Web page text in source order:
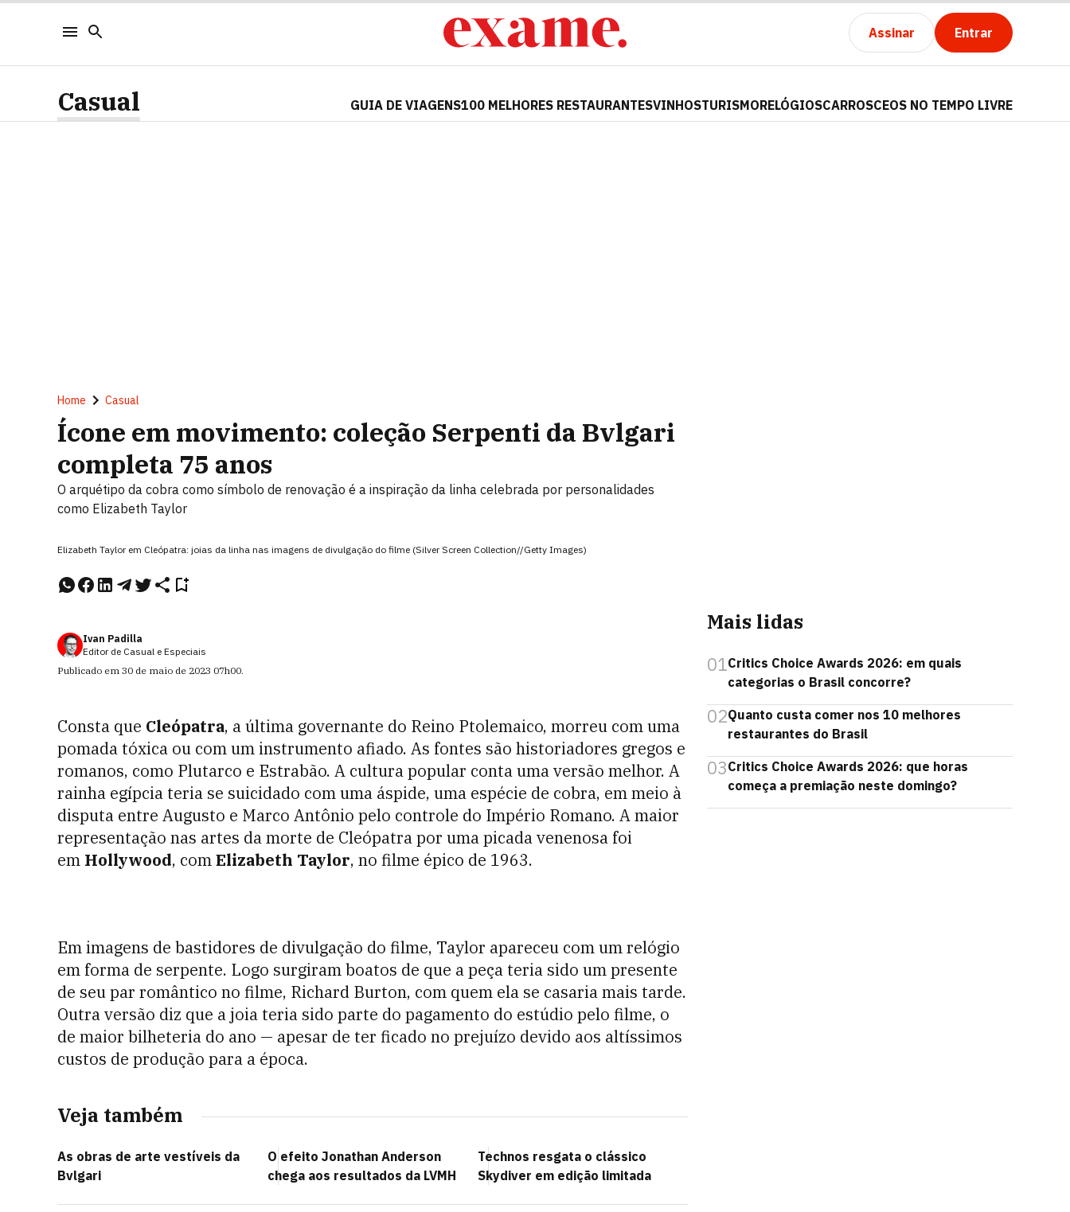
Assinar Entrar
Casual GUIA DE VIAGENS100 MELHORES RESTAURANTESVINHOSTURISMORELÓGIOSCARROSCEOS NO TEMPO LIVRE
Home Casual
Ícone em movimento: coleção Serpenti da Bvlgari
completa 75 anos
O arquétipo da cobra como símbolo de renovação é a inspiração da linha celebrada por personalidades
como Elizabeth Taylor
Elizabeth Taylor em Cleópatra: joias da linha nas imagens de divulgação do filme (Silver Screen Collection//Getty Images)
Ivan Padilla
Editor de Casual e Especiais
Publicado em 30 de maio de 2023 07h00.
Consta que Cleópatra, a última governante do Reino Ptolemaico, morreu com uma
pomada tóxica ou com um instrumento afiado. As fontes são historiadores gregos e
romanos, como Plutarco e Estrabão. A cultura popular conta uma versão melhor. A
rainha egípcia teria se suicidado com uma áspide, uma espécie de cobra, em meio à
disputa entre Augusto e Marco Antônio pelo controle do Império Romano. A maior
representação nas artes da morte de Cleópatra por uma picada venenosa foi
em Hollywood, comElizabeth Taylor, no filme épico de 1963.
Em imagens de bastidores de divulgação do filme, Taylor apareceu com um relógio
em forma de serpente. Logo surgiram boatos de que a peça teria sido um presente
de seu par romântico no filme, Richard Burton, com quem ela se casaria mais tarde.
Outra versão diz que a joia teria sido parte do pagamento do estúdio pelo filme, o
de maior bilheteria do ano — apesar de ter ficado no prejuízo devido aos altíssimos
custos de produção para a época.
Veja também
As obras de arte vestíveis da
Bvlgari
O efeito Jonathan Anderson
chega aos resultados da LVMH
Technos resgata o clássico
Skydiver em edição limitada
Mais lidas
01Critics Choice Awards 2026: em quais
categorias o Brasil concorre?
02Quanto custa comer nos 10 melhores
restaurantes do Brasil
03Critics Choice Awards 2026: que horas
começa a premiação neste domingo?